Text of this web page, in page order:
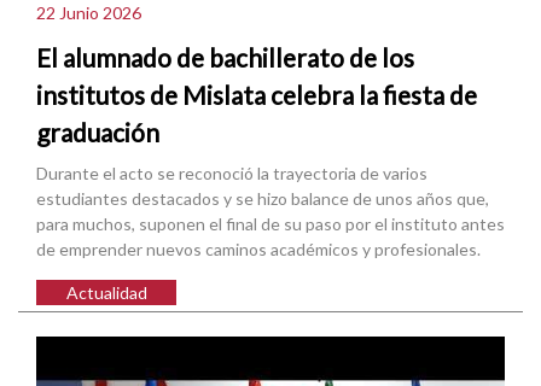
22 Junio 2026
El alumnado de bachillerato de los
institutos de Mislata celebra la fiesta de
graduación
Durante el acto se reconoció la trayectoria de varios
estudiantes destacados y se hizo balance de unos años que,
para muchos, suponen el final de su paso por el instituto antes
de emprender nuevos caminos académicos y profesionales.
Actualidad